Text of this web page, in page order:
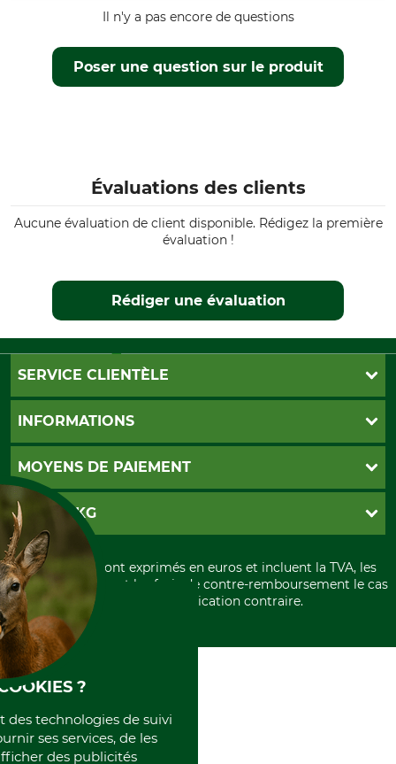
Poser une question sur le produit
Il n'y a pas encore de questions
Évaluations des clients
Aucune évaluation de client disponible. Rédigez la première
évaluation !
Rédiger une évaluation
SERVICE CLIENTÈLE
Foire aux questions
Garantie / Devis
Paramètres des cookies
INFORMATIONS
CGV
Livraison
Conditions d'annulation
Formulaire de rétraction
Politique de confidentialité
Élimination et environnement
Rétractation de votre commande
MOYENS DE PAIEMENT
PayPal
Carte de crédit
Paiement á l'avance
GRUBE KG
Histoire
International
Portrait
Qui sommes-nous
Tous les prix sont exprimés en euros et incluent la TVA, les
frais d'expédition et les frais de contre-remboursement le cas
échéant, sauf indication contraire.
?
des technologies de suivi
ses services, de les
des publicités